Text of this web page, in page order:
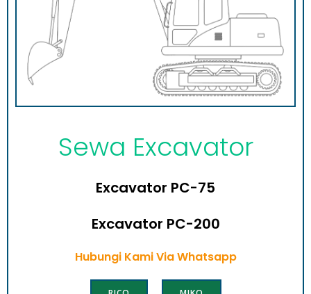
Sewa Excavator
Excavator PC-75
Excavator PC-200
Hubungi Kami Via Whatsapp